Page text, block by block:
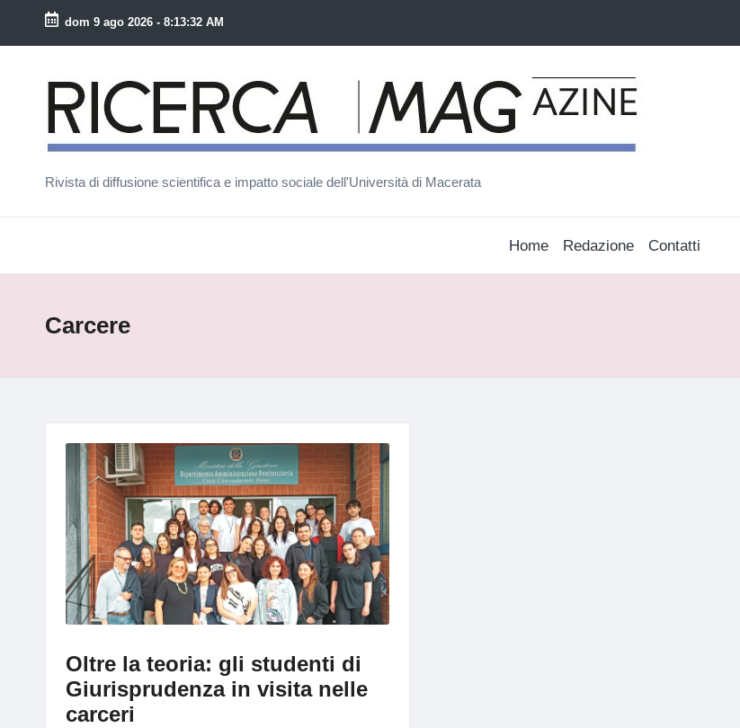
Skip
dom 9 ago 2026 - 8:13:32 AM
R
ic
e
a
M
Rivista di diffusione scientifica e impatto sociale dell'Università di Macerata
Home Redazione Contatti
Carcere
Oltre la teoria: gli studenti di
Giurisprudenza in visita nelle
carceri